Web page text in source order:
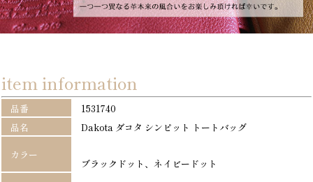
item information
品番
1531740
品名
Dakota ダコタ シンピット トートバッグ
カラー
ブラックドット、ネイビードット